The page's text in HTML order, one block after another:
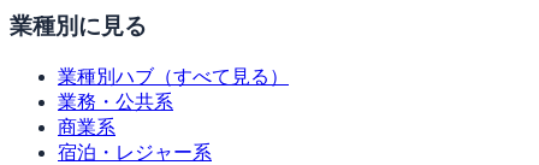
業種別に見る
業種別ハブ（すべて見る）
業務・公共系
商業系
宿泊・レジャー系